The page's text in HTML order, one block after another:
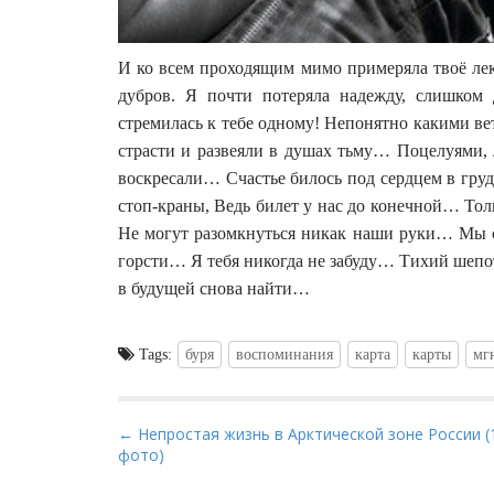
И ко всем проходящим мимо примеряла твоё
дубров. Я почти потеряла надежду,
стремилась к тебе одному! Непонятно какими
страсти и развеяли в душах тьму…
воскресали… Счастье билось под сердцем в
стоп-краны, Ведь билет у нас до конечной…
Не могут разомкнуться никак наши руки… Мы
горсти… Я тебя никогда не забуду… Тихий
в будущей снова найти…
Tags: буря воспоминания карта карты
P
o
← Непростая жизнь в Арктической зоне России
фото)